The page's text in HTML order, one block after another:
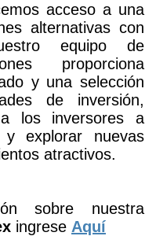
acceso a una
alternativas con
equipo de
proporciona
y una selección
de inversión,
los inversores a
explorar nuevas
atractivos.
sobre nuestra
ingrese Aquí